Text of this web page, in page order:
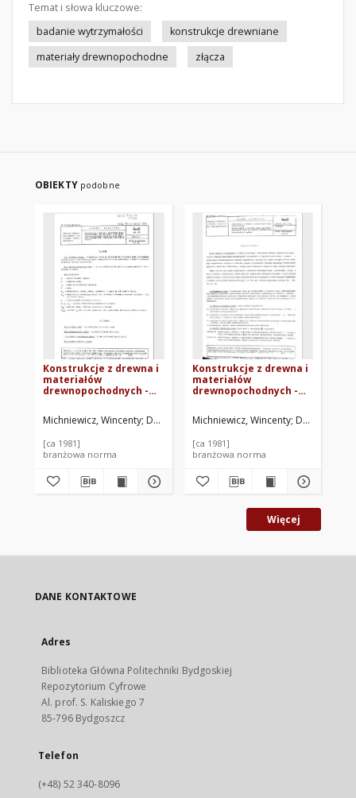
Temat i słowa kluczowe:
badanie wytrzymałości
konstrukcje drewniane
materiały drewnopochodne
złącza
OBIEKTY podobne
Konstrukcje z drewna i
materiałów
drewnopochodnych -
kryteria oceny
wytrzymałościowej
mechaniczne - Złącza
na pierścienie zębate
Michniewicz, Wincenty Dziarnowski, Zbigniew Skalmowska, Danuta
[ca 1981]
branżowa norma
Konstrukcje z drewna i
materiałów
drewnopochodnych -
kryteria oceny
wytrzymałościowej
mechaniczne -
Postanowienia ogólne
00
Michniewicz, Wincenty
[ca 1981]
branżowa norma
Więcej
DANE KONTAKTOWE
Adres
Biblioteka Główna Politechniki Bydgoskiej
Repozytorium Cyfrowe
Al. prof. S. Kaliskiego 7
85-796 Bydgoszcz
Telefon
(+48) 52 340-8096